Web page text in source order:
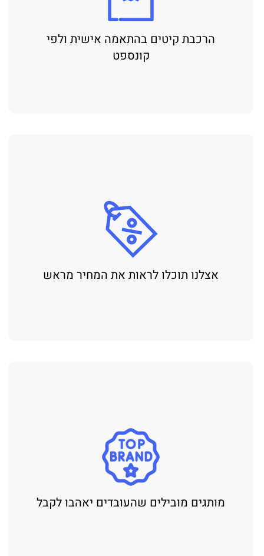
הרכבת קיטים בהתאמה אישית ולפי
קונספט
אצלנו תוכלו לראות את המחיר מראש
מותגים מובילים שהעובדים יאהבו לקבל